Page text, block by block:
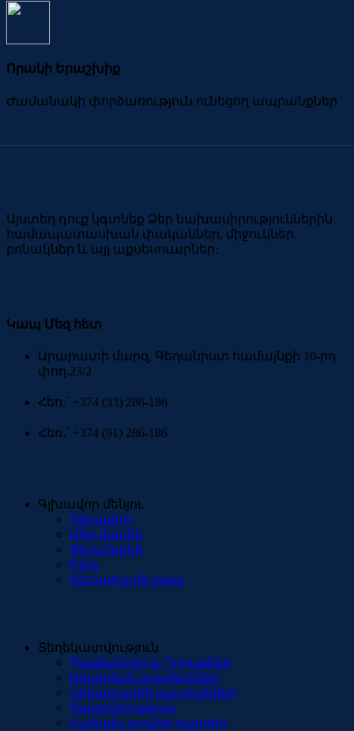
Որակի Երաշխիք
Ժամանակի փորձառություն ունեցող ապրանքներ
Այստեղ դուք կգտնեք Ձեր նախասիրություններին
համապատասխան փականներ, միջուկներ,
բռնակներ և այլ աքսեսուարներ։
Կապ Մեզ հետ
Արարատի մարզ, Գեղանիստ համայնքի 10-րդ
փող.23/2
Հեռ․՝ +374 (33) 286-186
Հեռ․՝ +374 (91) 286-186
Գլխավոր մենյու
Գլխավոր
Մեր մասին
Տեսականի
Բլոգ
Հետադարձ կապ
Տեղեկատվություն
Պայմաններ և Դրույթներ
Առաքման պայմաններ
Վերադարձի պայմաններ
Գաղտնիություն
Հաճախ տրվող հարցեր